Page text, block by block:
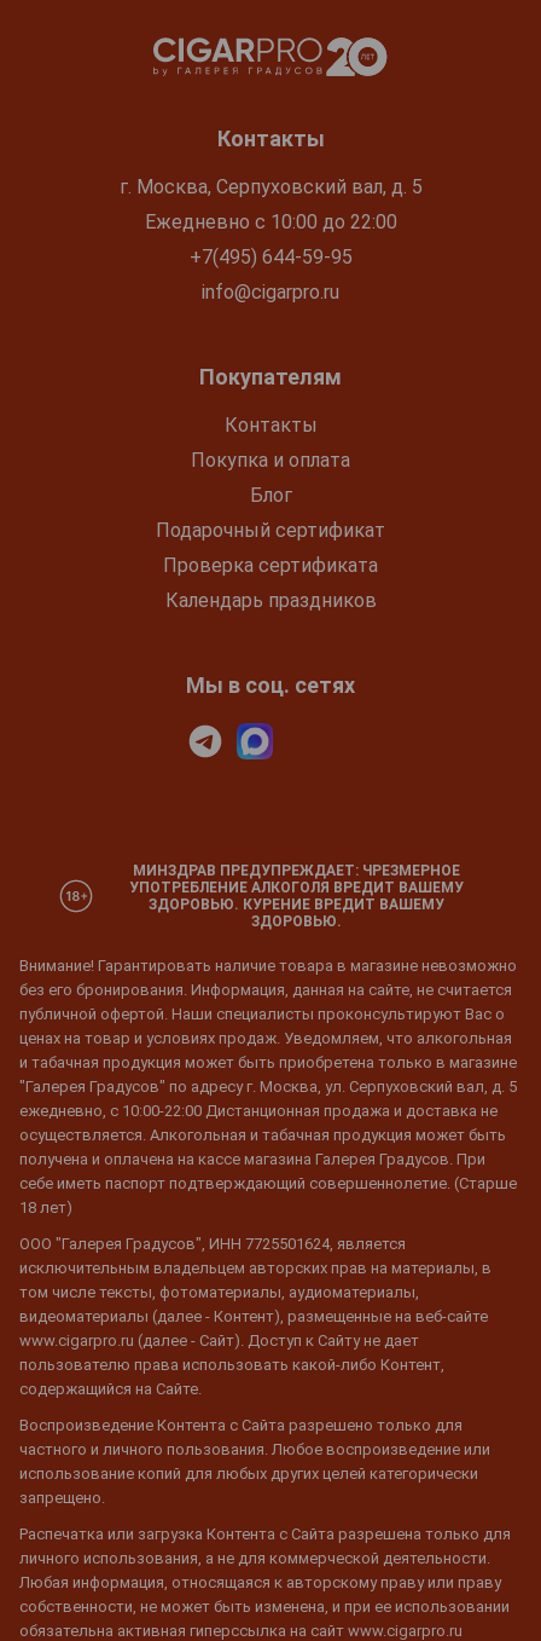
Контакты
г. Москва, Серпуховский вал, д. 5
Ежедневно с 10:00 до 22:00
+7(495) 644-59-95
info@cigarpro.ru
Покупателям
Контакты
Покупка и оплата
Блог
Подарочный сертификат
Проверка сертификата
Календарь праздников
Мы в соц. сетях
МИНЗДРАВ ПРЕДУПРЕЖДАЕТ: ЧРЕЗМЕРНОЕ
УПОТРЕБЛЕНИЕ АЛКОГОЛЯ ВРЕДИТ ВАШЕМУ
ЗДОРОВЬЮ. КУРЕНИЕ ВРЕДИТ ВАШЕМУ
ЗДОРОВЬЮ.
Внимание! Гарантировать наличие товара в магазине невозможно
без его бронирования. Информация, данная на сайте, не считается
публичной офертой. Наши специалисты проконсультируют Вас о
ценах на товар и условиях продаж. Уведомляем, что алкогольная
и табачная продукция может быть приобретена только в магазине
"Галерея Градусов" по адресу г. Москва, ул. Серпуховский вал, д. 5
ежедневно, с 10:00-22:00 Дистанционная продажа и доставка не
осуществляется. Алкогольная и табачная продукция может быть
получена и оплачена на кассе магазина Галерея Градусов. При
себе иметь паспорт подтверждающий совершеннолетие. (Старше
18 лет)
ООО "Галерея Градусов", ИНН 7725501624, является
исключительным владельцем авторских прав на материалы, в
том числе тексты, фотоматериалы, аудиоматериалы,
видеоматериалы (далее - Контент), размещенные на веб-сайте
www.cigarpro.ru (далее - Сайт). Доступ к Сайту не дает
пользователю права использовать какой-либо Контент,
содержащийся на Сайте.
Воспроизведение Контента с Сайта разрешено только для
частного и личного пользования. Любое воспроизведение или
использование копий для любых других целей категорически
запрещено.
Распечатка или загрузка Контента с Сайта разрешена только для
личного использования, а не для коммерческой деятельности.
Любая информация, относящаяся к авторскому праву или праву
собственности, не может быть изменена, и при ее использовании
обязательна активная гиперссылка на сайт www.cigarpro.ru